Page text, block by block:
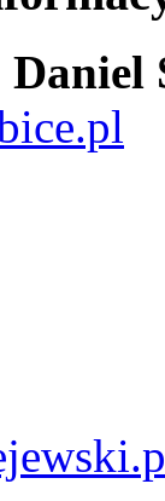
Daniel